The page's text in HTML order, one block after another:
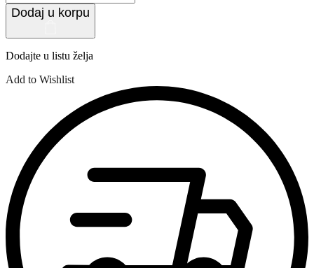
Dodaj u korpu
Dodajte u listu želja
Add to Wishlist